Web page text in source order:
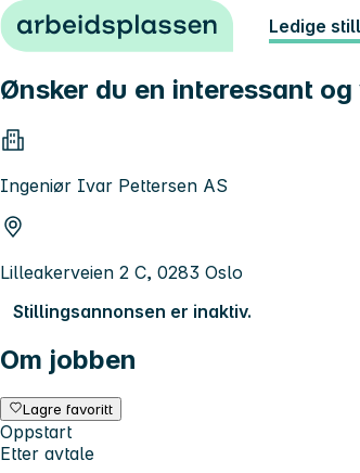
Hopp til innhold Ledige
Ønsker du en interessant
Ingeniør Ivar Pettersen AS
Lilleakerveien 2 C, 0283 Oslo
Stillingsannonsen er inaktiv.
Om jobben
Lagre favoritt
Oppstart
Etter avtale